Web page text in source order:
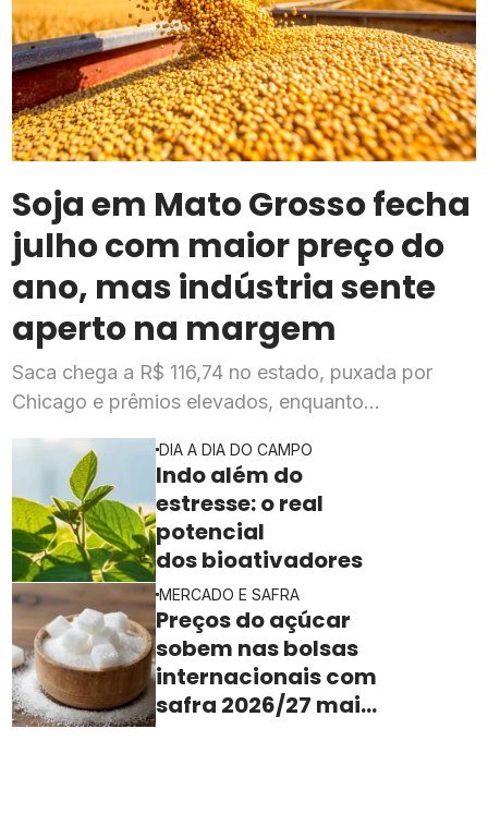
Soja em Mato Grosso fecha
julho com maior preço do
ano, mas indústria sente
aperto na margem
Saca chega a R$ 116,74 no estado, puxada por
Chicago e prêmios elevados, enquanto
rentabilidade
DIA A DIA DO CAMPO
Indo além do
estresse: o real
potencial
dos bioativadores
MERCADO E SAFRA
Preços do açúcar
sobem nas bolsas
internacionais com
safra 2026/27 mais